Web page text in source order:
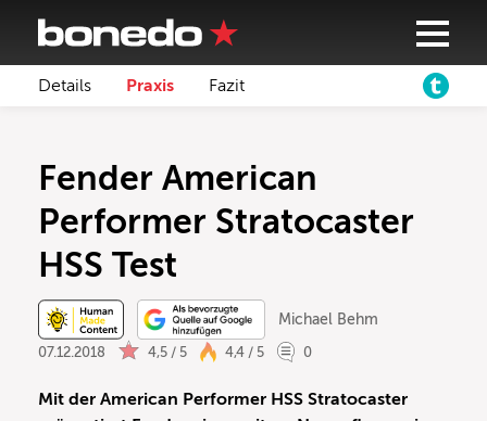
Details Praxis Fazit
Fender American
Performer Stratocaster
HSS Test
Michael Behm
07.12.2018 4,5 / 5 4,4 / 5 0
Mit der American Performer HSS Stratocaster